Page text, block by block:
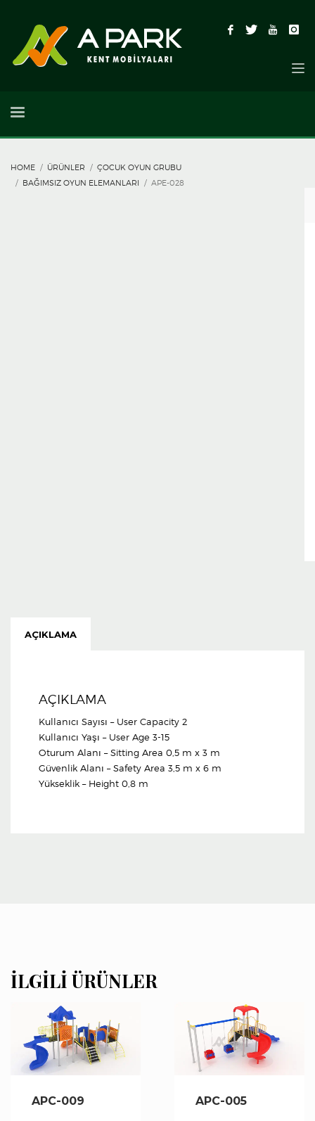
HOME ÜRÜNLER
ÇOCUK OYUN GRUBU
BAĞIMSIZ OYUN ELEMANLARI
APE-028
AÇIKLAMA
AÇIKLAMA
Kullanıcı Sayısı – User Capacity 2
Kullanıcı Yaşı – User Age 3-15
Oturum Alanı – Sitting Area 0,5 m x 3 m
Güvenlik Alanı – Safety Area 3,5 m x 6 m
Yükseklik – Height 0,8 m
İLGILI ÜRÜNLER
APC-009 APC-005